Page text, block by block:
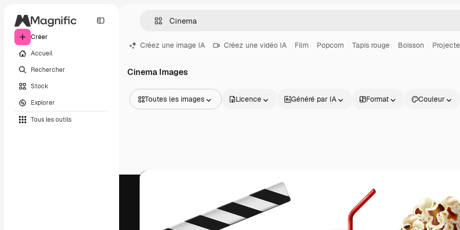
Créer
Accueil
Rechercher
Stock
Explorer
Tous les outils
Créez une image IA Créez une vidéo IA Film Popcorn Tapis rouge Boisson
Cinema Images
Toutes les images
Vidéos
Licence Généré par IA Format Couleur
Produits Commencer